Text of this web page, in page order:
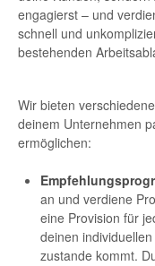
engagierst – und
schnell und
bestehenden
Wir bieten
deinem Unternehmen
ermöglichen:
an und verdiene
eine Provision für
deinen
zustande kommt.